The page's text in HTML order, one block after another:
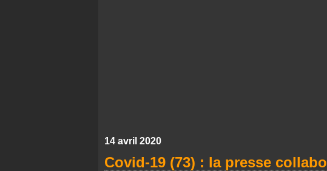
14 avril 2020
Covid-19 (73) : la presse collabo